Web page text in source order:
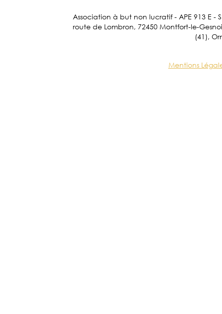
Association à but non lucratif - APE 913 E -
route de Lombron, 72450 Montfort-le-
(41),
Mentions